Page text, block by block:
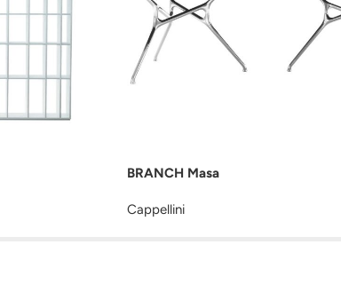
BRANCH Masa
Cappellini